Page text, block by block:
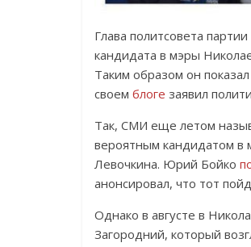
Глава политсовета
кандидата в мэры
Таким образом он
своем блоге заявил
Так, СМИ еще летом
вероятным кандидатом в
Левочкина. Юрий Бойко
анонсировал, что тот
Однако в августе в
Загородний, который